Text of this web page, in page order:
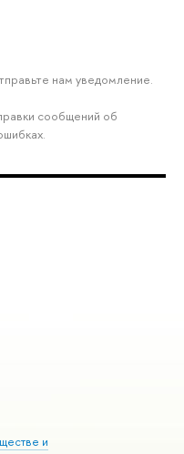
нам уведомление.
сообщений об
и